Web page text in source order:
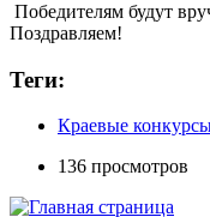
Победителям будут
Поздравляем!
Теги:
Краевые
136 просмотров